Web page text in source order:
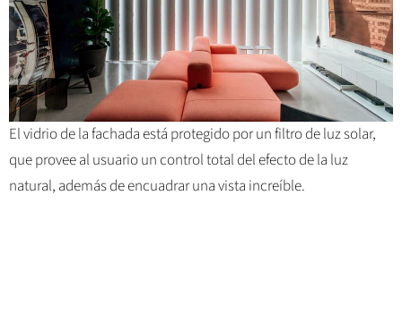
El vidrio de la fachada está protegido por un filtro de luz solar,
que provee al usuario un control total del efecto de la luz
natural, además de encuadrar una vista increíble.